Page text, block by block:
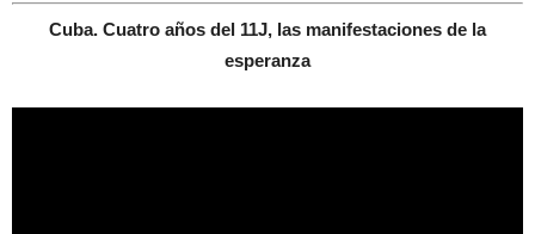
correo
electrónico…
Cuba. Cuatro años del 11J, las manifestaciones de la
esperanza